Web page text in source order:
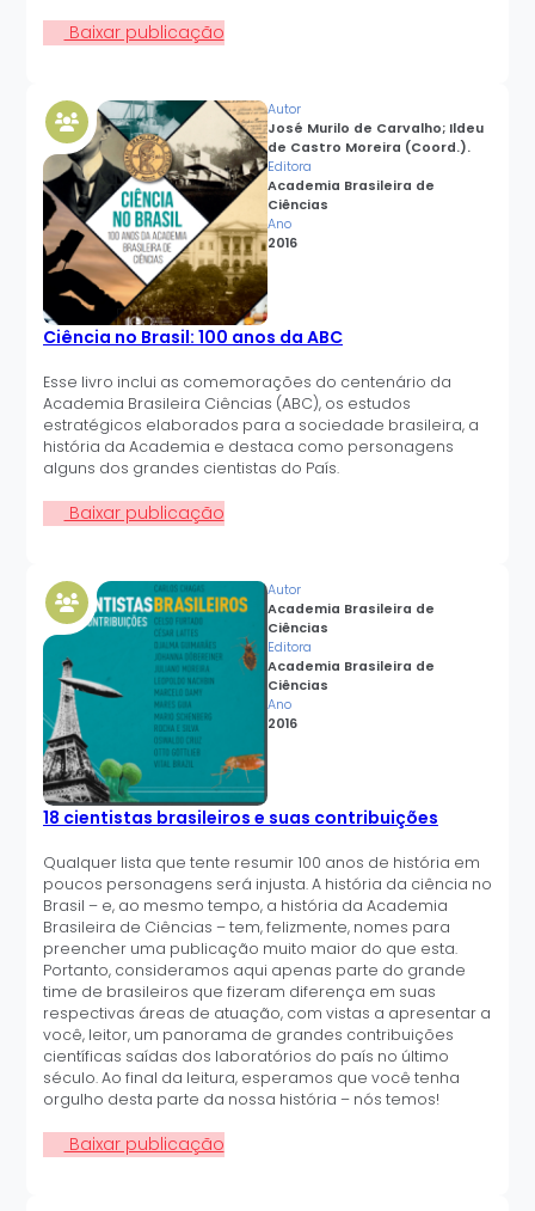
Baixar publicação
Autor
José Murilo de Carvalho; Ildeu
de Castro Moreira (Coord.).
Editora
Academia Brasileira de
Ciências
Ano
2016
Ciência no Brasil: 100 anos da ABC
Esse livro inclui as comemorações do centenário da
Academia Brasileira Ciências (ABC), os estudos
estratégicos elaborados para a sociedade brasileira, a
história da Academia e destaca como personagens
alguns dos grandes cientistas do País.
Baixar publicação
Autor
Academia Brasileira de
Ciências
Editora
Academia Brasileira de
Ciências
Ano
2016
18 cientistas brasileiros e suas contribuições
Qualquer lista que tente resumir 100 anos de história em
poucos personagens será injusta. A história da ciência no
Brasil – e, ao mesmo tempo, a história da Academia
Brasileira de Ciências – tem, felizmente, nomes para
preencher uma publicação muito maior do que esta.
Portanto, consideramos aqui apenas parte do grande
time de brasileiros que fizeram diferença em suas
respectivas áreas de atuação, com vistas a apresentar a
você, leitor, um panorama de grandes contribuições
científicas saídas dos laboratórios do país no último
século. Ao final da leitura, esperamos que você tenha
orgulho desta parte da nossa história – nós temos!
Baixar publicação